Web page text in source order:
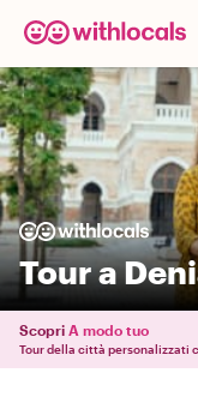
Tour a
Scopri A modo tuo
Tour della città personalizzati